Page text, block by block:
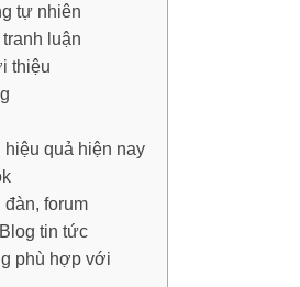
tự nhiên
luận
thiệu
quả hiện nay
đàn, forum
tin tức
phù hợp với